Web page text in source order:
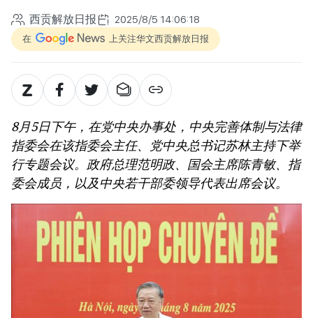
西贡解放日报 2025/8/5 14:06:18
在 上关注华文西贡解放日报
8月5日下午，在党中央办事处，中央完善体制与法律
指委会在该指委会主任、党中央总书记苏林主持下举
行专题会议。政府总理范明政、国会主席陈青敏、指
委会成员，以及中央若干部委领导代表出席会议。